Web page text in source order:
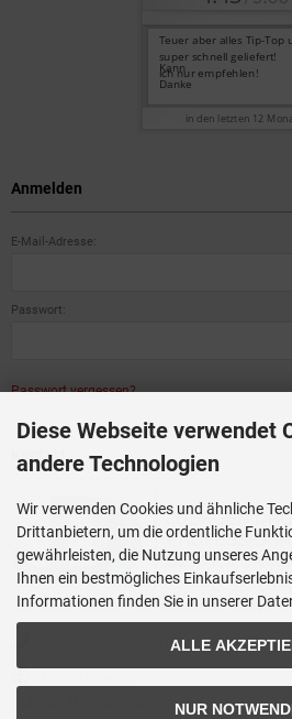
Anmelden
E-Mail-Adresse:
Passwort:
Passwort vergessen?
Kontakt
JUERGEN DROSS PROFESSIONAL
+49(0)6449-92897919
Diese Webseite verwendet
andere Technologien
Wir verwenden Cookies und ähnliche
Drittanbietern, um die ordentliche
gewährleisten, die Nutzung unseres
Ihnen ein bestmögliches
Informationen finden Sie in unserer
ALLE
NUR